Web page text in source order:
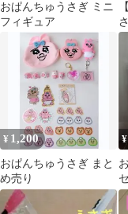
おぱんちゅうさぎ ミニ
フィギュア
¥ 1,200
おぱんちゅうさぎ まと
め売り
¥